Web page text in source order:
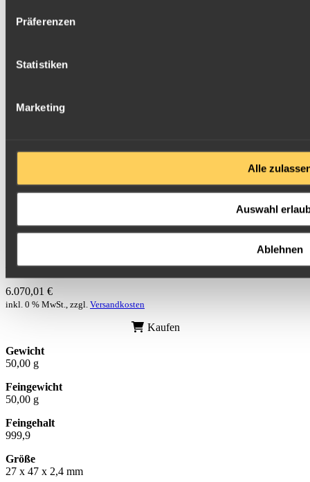
Präferenzen
Statistiken
Marketing
Alle
Auswahl
Ablehnen
sofort lieferbar
6.070,01 €
inkl. 0 % MwSt., zzgl. Versandkosten
Kaufen
Gewicht
50,00 g
Feingewicht
50,00 g
Feingehalt
999,9
Größe
27 x 47 x 2,4 mm